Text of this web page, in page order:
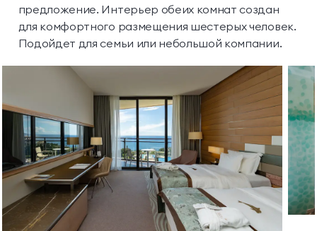
предложение. Интерьер обеих комнат создан
для комфортного размещения шестерых человек.
Подойдет для семьи или небольшой компании.